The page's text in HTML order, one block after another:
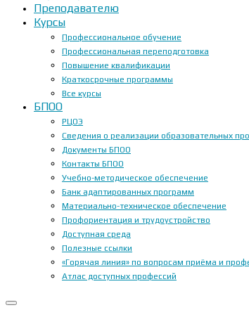
Преподавателю
Курсы
Профессиональное обучение
Профессиональная переподготовка
Повышение квалификации
Краткосрочные программы
Все курсы
БПОО
РЦОЭ
Сведения о реализации образовательных
Документы БПОО
Контакты БПОО
Учебно-методическое обеспечение
Банк адаптированных программ
Материально-техническое обеспечение
Профориентация и трудоустройство
Доступная среда
Полезные ссылки
«Горячая линия» по вопросам приёма и
Атлас доступных профессий